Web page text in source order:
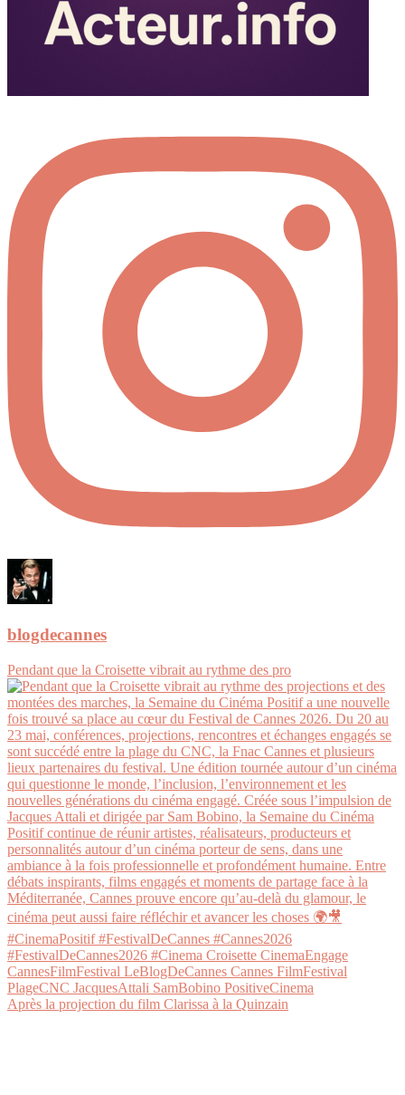
blogdecannes
Pendant que la Croisette vibrait au rythme des pro
Après la projection du film Clarissa à la Quinzain